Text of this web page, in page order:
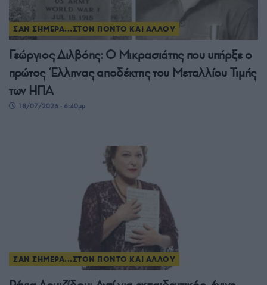
ΣΑΝ ΣΗΜΕΡΑ...ΣΤΟΝ ΠΟΝΤΟ ΚΑΙ ΑΛΛΟΥ
Γεώργιος Διλβόης: Ο Μικρασιάτης που υπήρξε ο
πρώτος Έλληνας αποδέκτης του Μεταλλίου Τιμής
των ΗΠΑ
18/07/2026 - 6:40μμ
ΣΑΝ ΣΗΜΕΡΑ...ΣΤΟΝ ΠΟΝΤΟ ΚΑΙ ΑΛΛΟΥ